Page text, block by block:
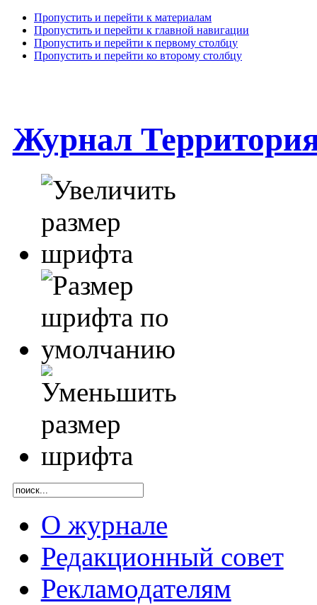
Пропустить и перейти к материалам
Пропустить и перейти к главной навигации
Пропустить и перейти к первому столбцу
Пропустить и перейти ко второму столбцу
Журнал
О журнале
Редакционный совет
Рекламодателям